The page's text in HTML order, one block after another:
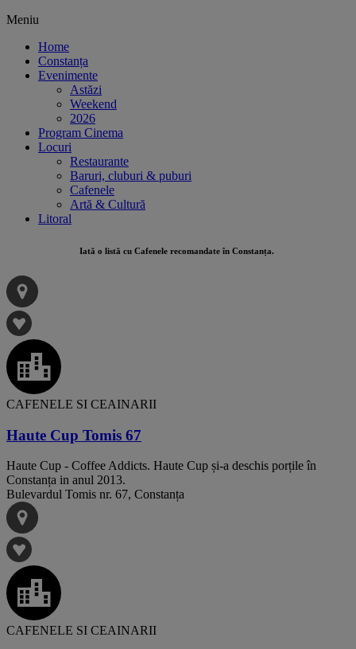
Meniu
Home
Constanța
Evenimente
Astăzi
Weekend
2026
Program Cinema
Locuri
Restaurante
Baruri, cluburi & puburi
Cafenele
Artă & Cultură
Litoral
Iată o listă cu Cafenele recomandate în Constanța.
CAFENELE SI CEAINARII
Haute Cup Tomis 67
Haute Cup - Coffee Addicts. Haute Cup și-a deschis porțile în
Constanța in anul 2013.
Bulevardul Tomis nr. 67, Constanța
CAFENELE SI CEAINARII